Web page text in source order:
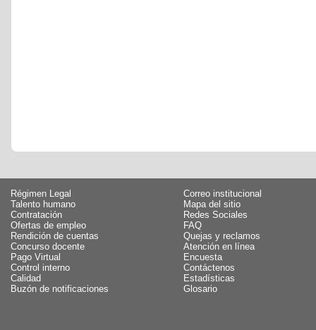
Régimen Legal
Talento humano
Contratación
Ofertas de empleo
Rendición de cuentas
Concurso docente
Pago Virtual
Control interno
Calidad
Buzón de notificaciones
Correo institucional
Mapa del sitio
Redes Sociales
FAQ
Quejas y reclamos
Atención en línea
Encuesta
Contáctenos
Estadísticas
Glosario